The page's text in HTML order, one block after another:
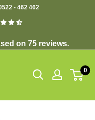
- 462 462
on 75 reviews.
0